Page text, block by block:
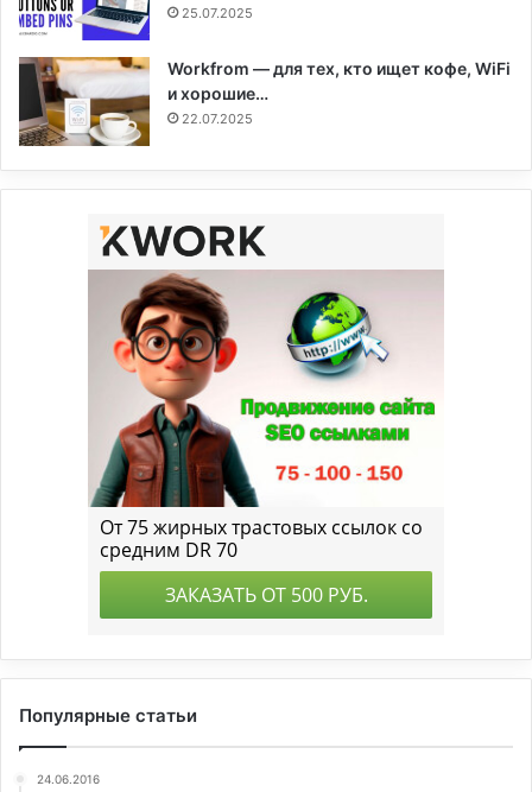
25.07.2025
Workfrom — для тех, кто ищет кофе, WiFi
и хорошие…
22.07.2025
Популярные статьи
24.06.2016